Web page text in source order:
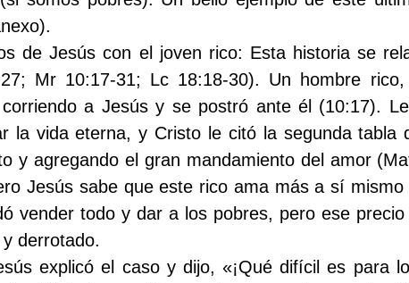
de Jesús con el joven rico: Esta historia se
Mr 10:17-31; Lc 18:18-30). Un hombre
a Jesús y se postró ante él (10:17).
la vida eterna, y Cristo le citó la segunda tabla
y agregando el gran mandamiento del amor
Jesús sabe que este rico ama más a sí
vender todo y dar a los pobres, pero ese
derrotado.
explicó el caso y dijo, «¡Qué difícil es para